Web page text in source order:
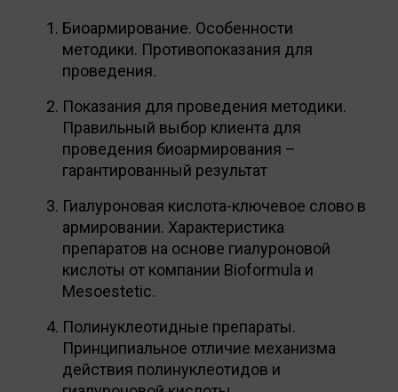
Биоармирование. Особенности
методики. Противопоказания для
проведения.
Показания для проведения методики.
Правильный выбор клиента для
проведения биоармирования –
гарантированный результат
Гиалуроновая кислота-ключевое слово в
армировании. Характеристика
препаратов на основе гиалуроновой
кислоты от компании Bioformula и
Mesoestetic.
Полинуклеотидные препараты.
Принципиальное отличие механизма
действия полинуклеотидов и